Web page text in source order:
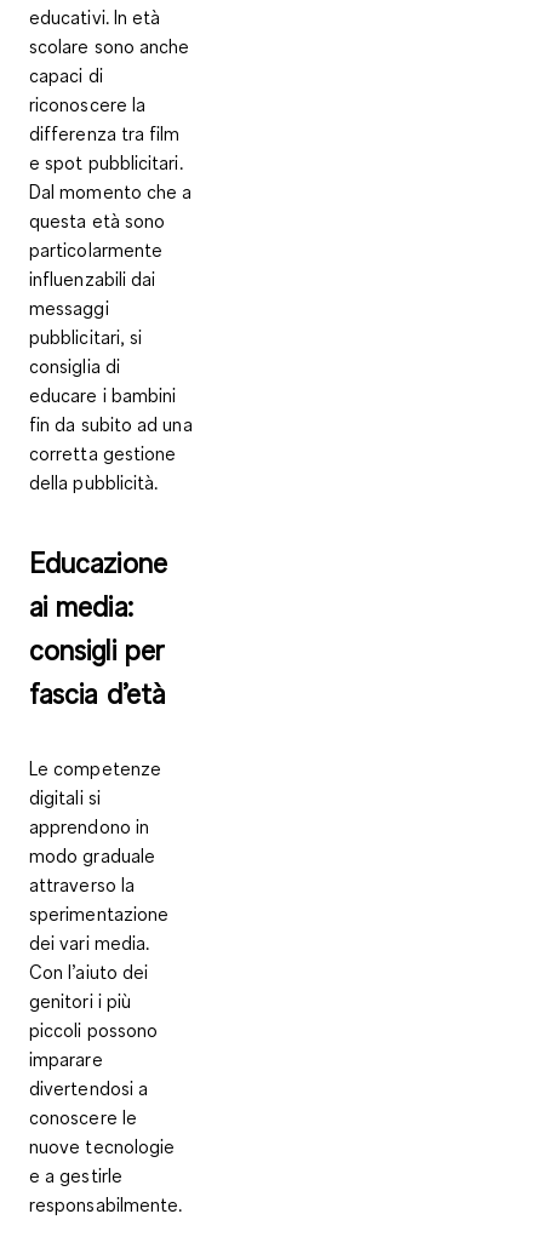
educativi. In età
scolare sono anche
capaci di
riconoscere la
differenza tra film
e spot pubblicitari.
Dal momento che a
questa età sono
particolarmente
influenzabili dai
messaggi
pubblicitari, si
consiglia di
educare i bambini
fin da subito ad una
corretta gestione
della pubblicità.
Educazione
ai media:
consigli per
fascia d’età
Le competenze
digitali si
apprendono in
modo graduale
attraverso la
sperimentazione
dei vari media.
Con l’aiuto dei
genitori i più
piccoli possono
imparare
divertendosi a
conoscere le
nuove tecnologie
e a gestirle
responsabilmente.